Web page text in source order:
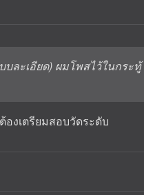
บละเอียด) ผมโพสไว้ในกระ
งเตรียมสอบวัดระดับ